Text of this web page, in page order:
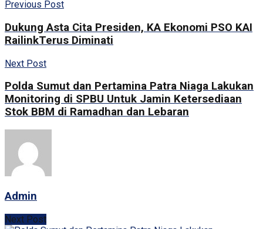
Previous Post
Dukung Asta Cita Presiden, KA Ekonomi PSO KAI
RailinkTerus Diminati
Next Post
Polda Sumut dan Pertamina Patra Niaga Lakukan
Monitoring di SPBU Untuk Jamin Ketersediaan
Stok BBM di Ramadhan dan Lebaran
Admin
Next Post